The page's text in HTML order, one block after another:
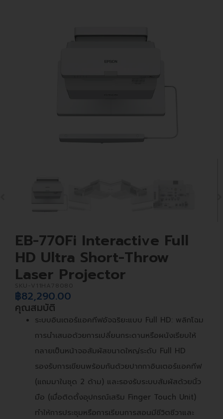
EB-770Fi Interactive Full
HD Ultra Short-Throw
Laser Projector
฿82,290.00
คุณสมบัติ
ระบบอินเตอร์แอคทีฟอัจฉริยะแบบ Full HD: พลิกโฉม
การนำเสนอด้วยการเปลี่ยนกระดานหรือผนังเรียบให้
กลายเป็นหน้าจอสัมผัสขนาดใหญ่ระดับ Full HD
รองรับการเขียนพร้อมกันด้วยปากกาอินเตอร์แอคทีฟ
(แถมมาในชุด 2 ด้าม) และรองรับระบบสัมผัสด้วยนิ้ว
มือ (เมื่อติดตั้งอุปกรณ์เสริม Finger Touch Unit)
ทำให้การประชุมหรือการเรียนการสอนมีชีวิตชีวาและ